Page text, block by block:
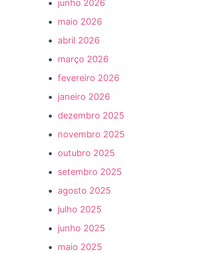
junho 2026
maio 2026
abril 2026
março 2026
fevereiro 2026
janeiro 2026
dezembro 2025
novembro 2025
outubro 2025
setembro 2025
agosto 2025
julho 2025
junho 2025
maio 2025